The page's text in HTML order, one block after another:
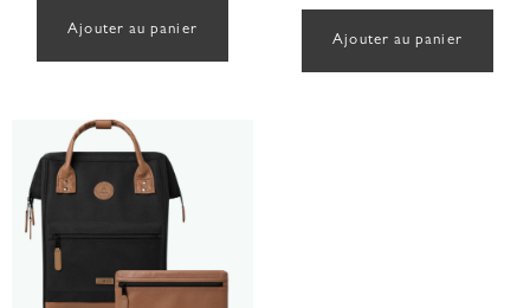
Ajouter au panier
Ajouter au panier